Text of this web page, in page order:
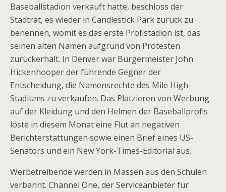
Baseballstadion verkauft hatte, beschloss der
Stadtrat, es wieder in Candlestick Park zurück zu
benennen, womit es das erste Profistadion ist, das
seinen alten Namen aufgrund von Protesten
zurückerhält. In Denver war Bürgermeister John
Hickenhooper der führende Gegner der
Entscheidung, die Namensrechte des Mile High-
Stadiums zu verkaufen. Das Platzieren von Werbung
auf der Kleidung und den Helmen der Baseballprofis
löste in diesem Monat eine Flut an negativen
Berichterstattungen sowie einen Brief eines US-
Senators und ein New York-Times-Editorial aus.
Werbetreibende werden in Massen aus den Schulen
verbannt. Channel One, der Serviceanbieter für